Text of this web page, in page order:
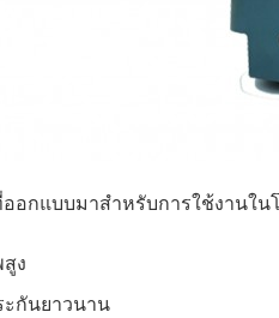
ที่ออกแบบมาสำหรับการใช้งา
ง
ะกันยาวนาน